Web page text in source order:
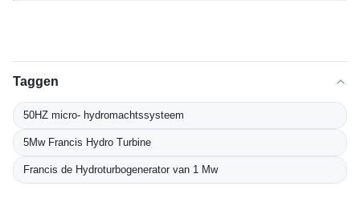
Taggen
50HZ micro- hydromachtssysteem
5Mw Francis Hydro Turbine
Francis de Hydroturbogenerator van 1 Mw